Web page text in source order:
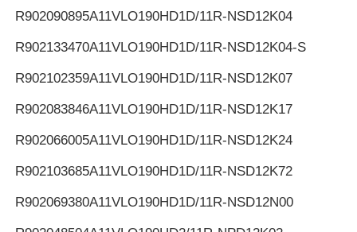
R902090895A11VLO190HD1D/11R-NSD12K04
R902133470A11VLO190HD1D/11R-NSD12K04-S
R902102359A11VLO190HD1D/11R-NSD12K07
R902083846A11VLO190HD1D/11R-NSD12K17
R902066005A11VLO190HD1D/11R-NSD12K24
R902103685A11VLO190HD1D/11R-NSD12K72
R902069380A11VLO190HD1D/11R-NSD12N00